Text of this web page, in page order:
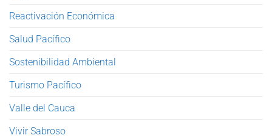
Reactivación Económica
Salud Pacífico
Sostenibilidad Ambiental
Turismo Pacífico
Valle del Cauca
Vivir Sabroso